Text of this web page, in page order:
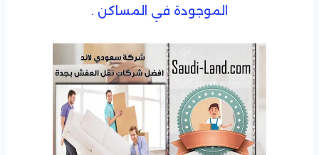
الموجودة في المساكن .